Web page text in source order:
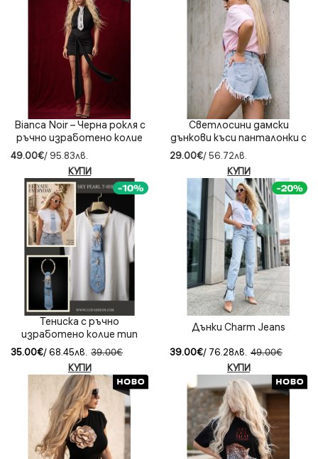
Bianca Noir – Черна рокля с
ръчно изработено колие
49.00€/ 95.83лв.
КУПИ
Светлосини дамски
дънкови къси панталонки с
ресни Sky Denim
29.00€/ 56.72лв.
КУПИ
Тениска с ръчно
изработено колие тип
вратовръзка Sky Pearl
35.00€/ 68.45лв. 39.00€
КУПИ
Дънки Charm Jeans
39.00€/ 76.28лв. 49.00€
КУПИ